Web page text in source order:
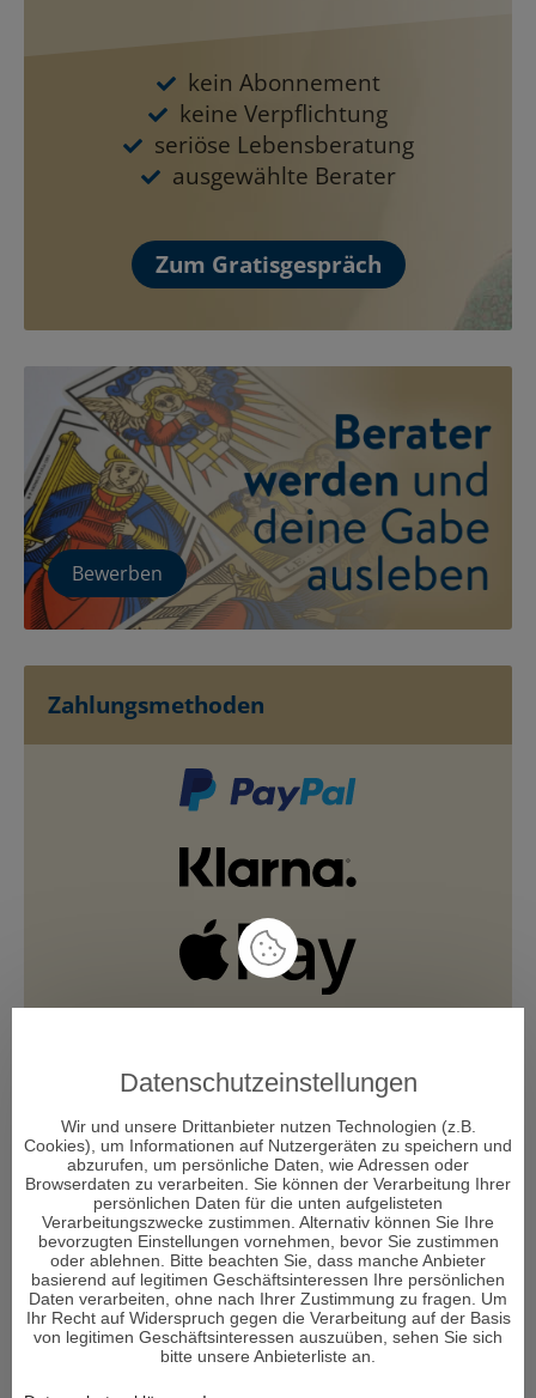
kein Abonnement
keine Verpflichtung
seriöse Lebensberatung
ausgewählte Berater
Zum Gratisgespräch
Bewerben
Zahlungsmethoden
Datenschutzeinstellungen
Wir und unsere Drittanbieter nutzen Technologien (z.B.
Cookies), um Informationen auf Nutzergeräten zu speichern und
abzurufen, um persönliche Daten, wie Adressen oder
Browserdaten zu verarbeiten. Sie können der Verarbeitung Ihrer
persönlichen Daten für die unten aufgelisteten
Verarbeitungszwecke zustimmen. Alternativ können Sie Ihre
bevorzugten Einstellungen vornehmen, bevor Sie zustimmen
oder ablehnen. Bitte beachten Sie, dass manche Anbieter
basierend auf legitimen Geschäftsinteressen Ihre persönlichen
Daten verarbeiten, ohne nach Ihrer Zustimmung zu fragen. Um
Ihr Recht auf Widerspruch gegen die Verarbeitung auf der Basis
von legitimen Geschäftsinteressen auszuüben, sehen Sie sich
bitte unsere Anbieterliste an.